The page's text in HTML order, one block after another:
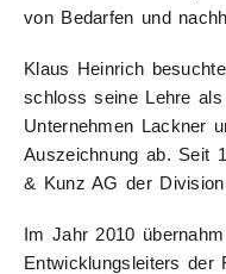
von Bedarfen und
Klaus Heinrich
schloss seine Lehre
Unternehmen Lackner
Auszeichnung ab. Seit
& Kunz AG der
Im Jahr 2010
Entwicklungsleiters der